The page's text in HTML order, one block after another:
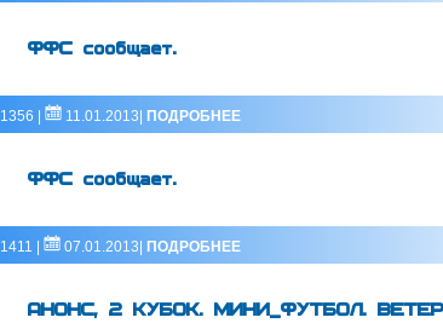
ФФС сообщает.
1356 | 11.01.2013| ПОДРОБНЕЕ
ФФС сообщает.
1411 | 07.01.2013| ПОДРОБНЕЕ
АНОНС, 2 КУБОК. МИНИ_ФУТБОЛ.